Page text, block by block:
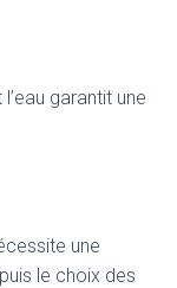
garantit une
une
le choix des